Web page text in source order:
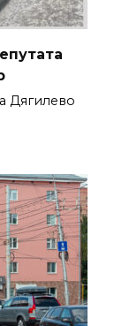
Дягилево